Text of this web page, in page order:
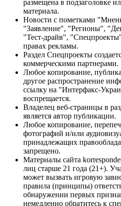
размещена в подзаголовке
материала.
Новости с пометками
"Заявление", "Регионы",
"Тест-драйв",
правах рекламы.
Раздел Спецпроекты
коммерческими партнерами.
Любое копирование,
другое распространение
ссылку на "Интерфакс-
воспрещается.
Владелец веб-страницы в
является автор публикации.
Любое копирование,
фотографий и/или
принадлежащих
запрещено.
Материалы сайта
лиц старше 21 года (21+).
может вызвать игровую
правила (принципы)
обнаружении первых
немедленно обратитесь к